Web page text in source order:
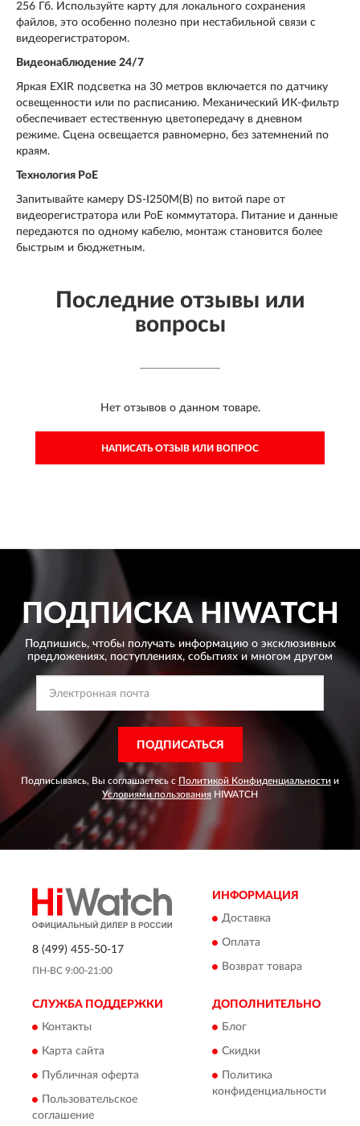
256 Гб. Используйте карту для локального сохранения
файлов, это особенно полезно при нестабильной связи с
видеорегистратором.
Видеонаблюдение 24/7
Яркая EXIR подсветка на 30 метров включается по датчику
освещенности или по расписанию. Механический ИК-фильтр
обеспечивает естественную цветопередачу в дневном
режиме. Сцена освещается равномерно, без затемнений по
краям.
Технология PoE
Запитывайте камеру DS-I250M(B) по витой паре от
видеорегистратора или PoE коммутатора. Питание и данные
передаются по одному кабелю, монтаж становится более
быстрым и бюджетным.
Последние отзывы или
вопросы
Нет отзывов о данном товаре.
НАПИСАТЬ ОТЗЫВ ИЛИ ВОПРОС
ПОДПИСКАHIWATCH
Подпишись, чтобы получать информацию о эксклюзивных
предложениях, поступлениях, событиях и многом другом
ПОДПИСАТЬСЯ
Подписываясь, Вы соглашаетесь с Политикой Конфиденциальности и
Условиями пользования HIWATCH
8 (499) 455-50-17
ПН-ВС 9:00-21:00
ИНФОРМАЦИЯ
Доставка
Оплата
Возврат товара
СЛУЖБА ПОДДЕРЖКИ
Контакты
Карта сайта
Публичная оферта
Пользовательское
соглашение
ДОПОЛНИТЕЛЬНО
Блог
Скидки
Политика
конфиденциальности